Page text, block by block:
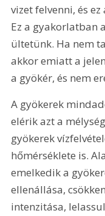
vizet felvenni, és
Ez a gyakorlatban
ültetünk. Ha nem
akkor emiatt a
a gyökér, és nem
A gyökerek
elérik azt a
gyökerek
hőmérséklete is.
emelkedik a
ellenállása,
intenzitása,